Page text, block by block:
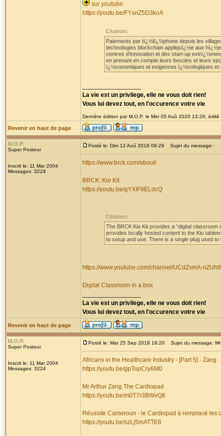
sur youtube:
https://youtu.be/FYsnZ5D3koA
Citation:
Paiements par tï¿½lï¿½phone depuis les
technologies blockchain appliquï¿½e aux
centres d'innovation et des start-up
en prenant en compte leurs besoins et leurs
ï¿½conomiques et exigences ï¿½cologiques
La vie est un privilege, elle ne vous doit rien!
Vous lui devez tout, en l'occurence votre vie
Dernière édition par M.O.P. le Mer 05 Aoû 2020 13:26; édité
Revenir en haut de page
M.O.P.
Super Posteur
Inscrit le: 11 Mar 2004
Messages: 3224
Posté le: Dim 12 Aoû 2018 09:29 Sujet du message:
https://www.brck.com/about/
BRCK: Kio Kit
https://youtu.be/gYXIF8ELdcQ
Citation:
The BRCK Kio Kit provides a “digital
provides locally hosted content to the Kio
to setup and use. There is a single plug used
https://www.youtube.com/channel/UCdZsmA-
Digital Classroom in a box
La vie est un privilege, elle ne vous doit rien!
Vous lui devez tout, en l'occurence votre vie
Revenir en haut de page
M.O.P.
Super Posteur
Inscrit le: 11 Mar 2004
Messages: 3224
Posté le: Mar 25 Sep 2018 16:20 Sujet du message:
Africans in the Healthcare Industry - [Part 5] - Zang
https://youtu.be/gpTopCry6M0
Mr Arthur Zang The Cardiopad
https://youtu.be/m0T7r3BWvQ8
Réussite Cameroun - le Cardiopad à remplacé les
https://youtu.be/szLj5mATTE8